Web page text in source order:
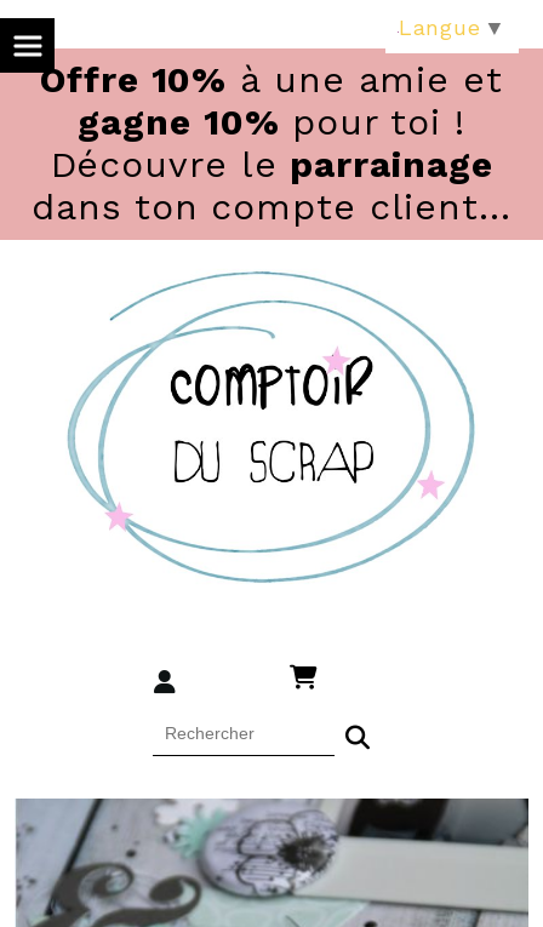
Offre 10% à une amie et
gagne 10% pour toi !
Découvre le parrainage
dans ton compte client...
Langue ▼